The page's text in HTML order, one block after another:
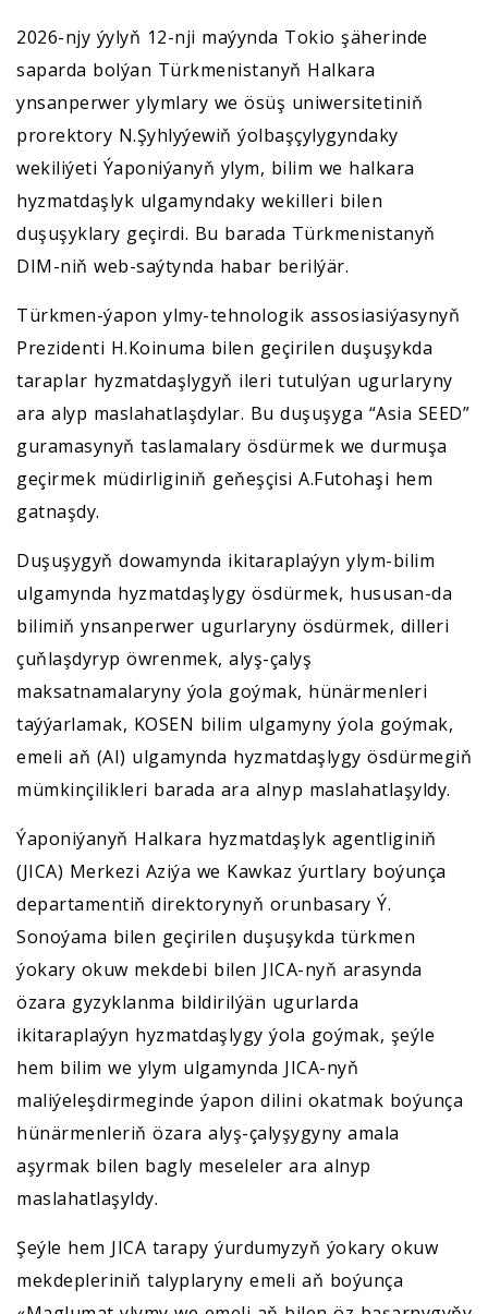
2026-njy ýylyň 12-nji maýynda Tokio şäherinde
saparda bolýan Türkmenistanyň Halkara
ynsanperwer ylymlary we ösüş uniwersitetiniň
prorektory N.Şyhlyýewiň ýolbaşçylygyndaky
wekiliýeti Ýaponiýanyň ylym, bilim we halkara
hyzmatdaşlyk ulgamyndaky wekilleri bilen
duşuşyklary geçirdi. Bu barada Türkmenistanyň
DIM-niň web-saýtynda habar berilýär.
Türkmen-ýapon ylmy-tehnologik assosiasiýasynyň
Prezidenti H.Koinuma bilen geçirilen duşuşykda
taraplar hyzmatdaşlygyň ileri tutulýan ugurlaryny
ara alyp maslahatlaşdylar. Bu duşuşyga “Asia SEED”
guramasynyň taslamalary ösdürmek we durmuşa
geçirmek müdirliginiň geňeşçisi A.Futohaşi hem
gatnaşdy.
Duşuşygyň dowamynda ikitaraplaýyn ylym-bilim
ulgamynda hyzmatdaşlygy ösdürmek, hususan-da
bilimiň ynsanperwer ugurlaryny ösdürmek, dilleri
çuňlaşdyryp öwrenmek, alyş-çalyş
maksatnamalaryny ýola goýmak, hünärmenleri
taýýarlamak, KOSEN bilim ulgamyny ýola goýmak,
emeli aň (AI) ulgamynda hyzmatdaşlygy ösdürmegiň
mümkinçilikleri barada ara alnyp maslahatlaşyldy.
Ýaponiýanyň Halkara hyzmatdaşlyk agentliginiň
(JICA) Merkezi Aziýa we Kawkaz ýurtlary boýunça
departamentiň direktorynyň orunbasary Ý.
Sonoýama bilen geçirilen duşuşykda türkmen
ýokary okuw mekdebi bilen JICA-nyň arasynda
özara gyzyklanma bildirilýän ugurlarda
ikitaraplaýyn hyzmatdaşlygy ýola goýmak, şeýle
hem bilim we ylym ulgamynda JICA-nyň
maliýeleşdirmeginde ýapon dilini okatmak boýunça
hünärmenleriň özara alyş-çalyşygyny amala
aşyrmak bilen bagly meseleler ara alnyp
maslahatlaşyldy.
Şeýle hem JICA tarapy ýurdumyzyň ýokary okuw
mekdepleriniň talyplaryny emeli aň boýunça